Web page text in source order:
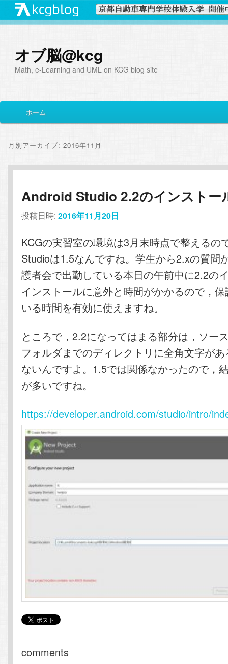
オブ脳@kcg
Math, e-Learning and UML on KCG blog site
イ
メ
ン
ン
テ
ン
ツ
へ
移
動
サ
コ
テ
ン
ツ
へ
移
動
ホーム
月別アーカイブ:2016年11月
Android Studio 2.2のインストー
投稿日時:2016年11月20日
KCGの実習室の環境は3月末時点で整えるの
Studioは1.5なんですね。学生から2.xの質問
護者会で出勤している本日の午前中に2.2の
インストールに意外と時間がかかるので，
いる時間を有効に使えますね。
ところで，2.2になってはまる部分は，ソー
フォルダまでのディレクトリに全角文字が
ないんですよ。1.5では関係なかったので，
が多いですね。
https://developer.android.com/studio/intro/
comments